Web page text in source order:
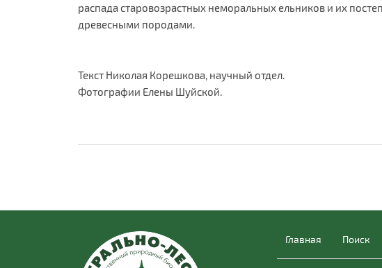
распада старовозрастных неморальных ельников и их
древесными породами.
Текст Николая Корешкова, научный отдел.
Фотографии Елены Шуйской.
Главная Поиск